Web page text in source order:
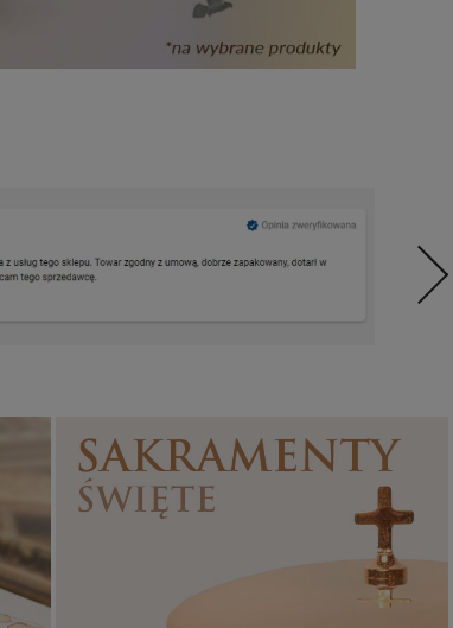
Obrazy religijne
PIĘKNE
Sakramenty Święte